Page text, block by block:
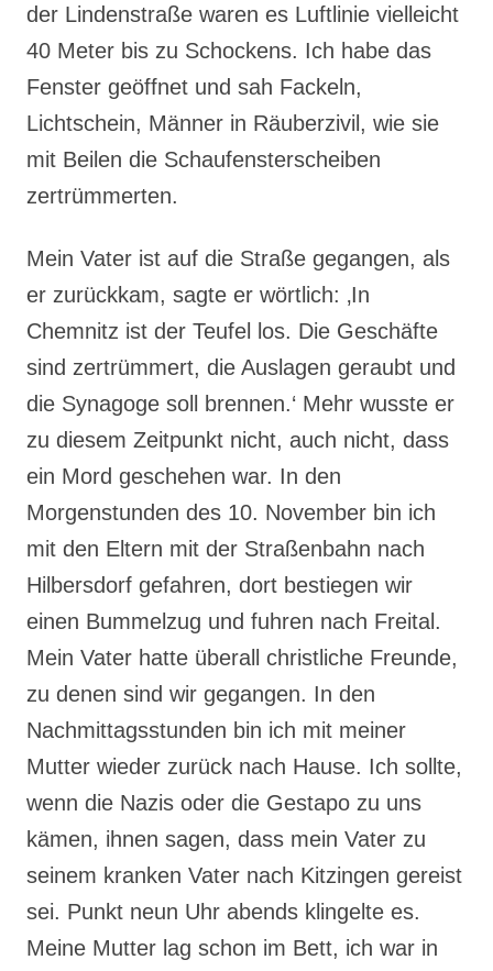
der Lindenstraße waren es Luftlinie vielleicht
40 Meter bis zu Schockens. Ich habe das
Fenster geöffnet und sah Fackeln,
Lichtschein, Männer in Räuberzivil, wie sie
mit Beilen die Schaufensterscheiben
zertrümmerten.
Mein Vater ist auf die Straße gegangen, als
er zurückkam, sagte er wörtlich: ‚In
Chemnitz ist der Teufel los. Die Geschäfte
sind zertrümmert, die Auslagen geraubt und
die Synagoge soll brennen.‘ Mehr wusste er
zu diesem Zeitpunkt nicht, auch nicht, dass
ein Mord geschehen war. In den
Morgenstunden des 10. November bin ich
mit den Eltern mit der Straßenbahn nach
Hilbersdorf gefahren, dort bestiegen wir
einen Bummelzug und fuhren nach Freital.
Mein Vater hatte überall christliche Freunde,
zu denen sind wir gegangen. In den
Nachmittagsstunden bin ich mit meiner
Mutter wieder zurück nach Hause. Ich sollte,
wenn die Nazis oder die Gestapo zu uns
kämen, ihnen sagen, dass mein Vater zu
seinem kranken Vater nach Kitzingen gereist
sei. Punkt neun Uhr abends klingelte es.
Meine Mutter lag schon im Bett, ich war in